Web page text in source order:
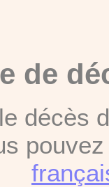
de
décès